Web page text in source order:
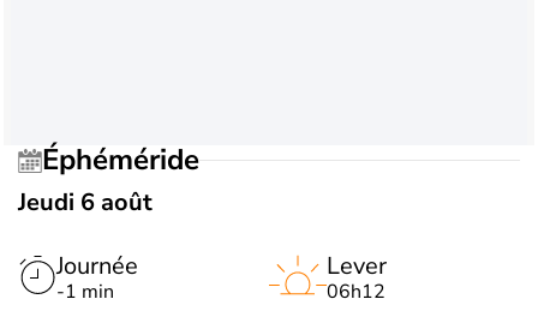
Éphéméride
Jeudi 6 août
Journée
-1 min
Lever
06h12